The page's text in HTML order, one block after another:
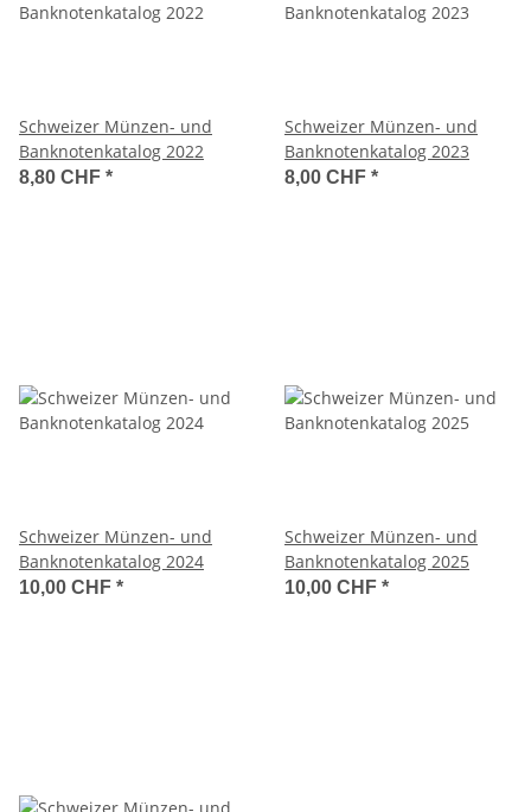
Schweizer Münzen- und
Banknotenkatalog 2022
8,80 CHF *
Schweizer Münzen- und
Banknotenkatalog 2023
8,00 CHF *
Schweizer Münzen- und
Banknotenkatalog 2024
10,00 CHF *
Schweizer Münzen- und
Banknotenkatalog 2025
10,00 CHF *